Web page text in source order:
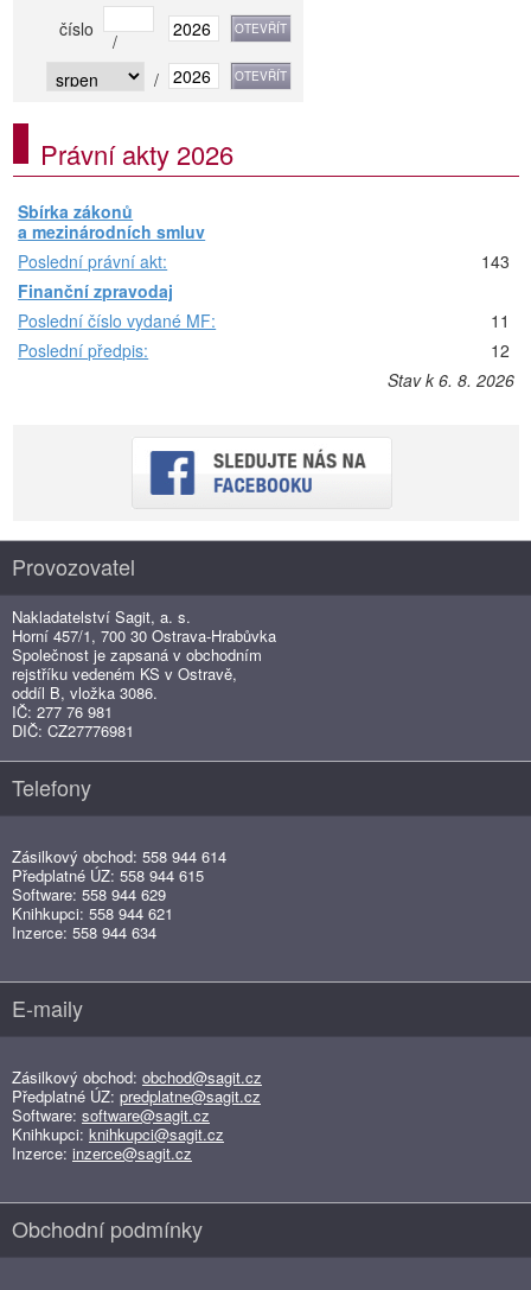
číslo
/
/
Právní akty 2026
Sbírka zákonů
a mezinárodních smluv
Poslední právní akt:
143
Finanční zpravodaj
Poslední číslo vydané MF:
11
Poslední předpis:
12
Stav k 6. 8. 2026
Provozovatel
Nakladatelství Sagit, a. s.
Horní 457/1, 700 30 Ostrava-Hrabůvka
Společnost je zapsaná v obchodním
rejstříku vedeném KS v Ostravě,
oddíl B, vložka 3086.
IČ: 277 76 981
DIČ: CZ27776981
Telefony
Zásilkový obchod: 558 944 614
Předplatné ÚZ: 558 944 615
Software: 558 944 629
Knihkupci: 558 944 621
Inzerce: 558 944 634
E-maily
Zásilkový obchod: obchod@sagit.cz
Předplatné ÚZ: predplatne@sagit.cz
Software: software@sagit.cz
Knihkupci: knihkupci@sagit.cz
Inzerce: inzerce@sagit.cz
Obchodní podmínky